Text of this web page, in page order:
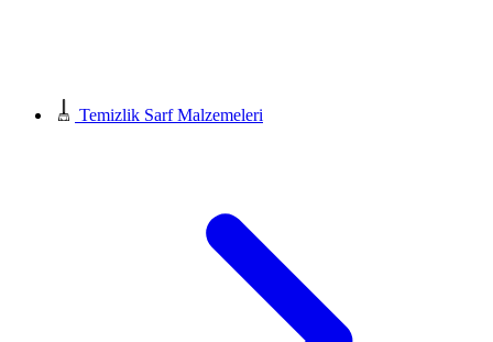
Temizlik Sarf Malzemeleri